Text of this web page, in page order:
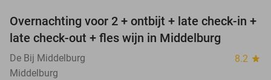
52%
Overnachting voor 2 + ontbijt + late check-in +
late check-out + fles wijn in Middelburg
De Bij Middelburg 8.2 star
Middelburg